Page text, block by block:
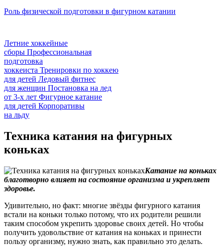
Роль физической подготовки в фигурном катании
Летние хоккейные
сборы Профессиональная
подготовка
хоккеиста Тренировки по хоккею
для детей Ледовый фитнес
для женщин Постановка на лед
от 3-х лет Фигурное катание
для детей Корпоративы
на льду
Техника катания на фигурных
коньках
Катание на коньках
благотворно влияет на состояние организма и укрепляет
здоровье.
Удивительно, но факт: многие звёзды фигурного катания
встали на коньки только потому, что их родители решили
таким способом укрепить здоровье своих детей. Но чтобы
получить удовольствие от катания на коньках и принести
пользу организму, нужно знать, как правильно это делать.